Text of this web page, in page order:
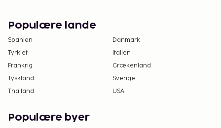
Populære lande
Spanien
Danmark
Tyrkiet
Italien
Frankrig
Grækenland
Tyskland
Sverige
Thailand
USA
Populære byer